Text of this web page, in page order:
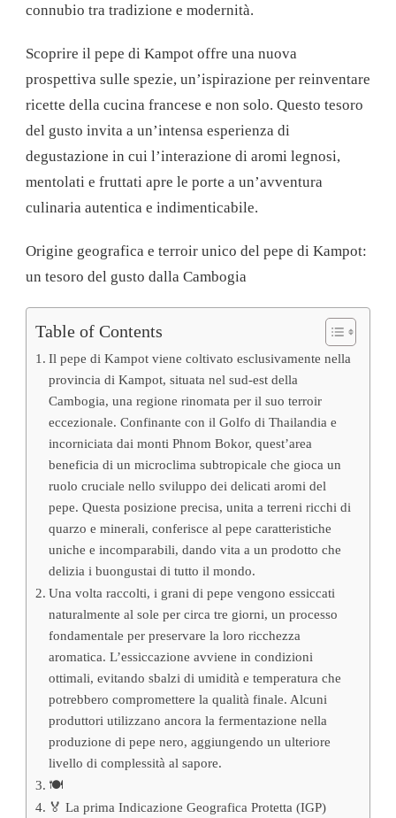
connubio tra tradizione e modernità.
Scoprire il pepe di Kampot offre una nuova
prospettiva sulle spezie, un’ispirazione per reinventare
ricette della cucina francese e non solo. Questo tesoro
del gusto invita a un’intensa esperienza di
degustazione in cui l’interazione di aromi legnosi,
mentolati e fruttati apre le porte a un’avventura
culinaria autentica e indimenticabile.
Origine geografica e terroir unico del pepe di Kampot:
un tesoro del gusto dalla Cambogia
Table of Contents
Il pepe di Kampot viene coltivato esclusivamente nella
provincia di Kampot, situata nel sud-est della
Cambogia, una regione rinomata per il suo terroir
eccezionale. Confinante con il Golfo di Thailandia e
incorniciata dai monti Phnom Bokor, quest’area
beneficia di un microclima subtropicale che gioca un
ruolo cruciale nello sviluppo dei delicati aromi del
pepe. Questa posizione precisa, unita a terreni ricchi di
quarzo e minerali, conferisce al pepe caratteristiche
uniche e incomparabili, dando vita a un prodotto che
delizia i buongustai di tutto il mondo.
Una volta raccolti, i grani di pepe vengono essiccati
naturalmente al sole per circa tre giorni, un processo
fondamentale per preservare la loro ricchezza
aromatica. L’essiccazione avviene in condizioni
ottimali, evitando sbalzi di umidità e temperatura che
potrebbero compromettere la qualità finale. Alcuni
produttori utilizzano ancora la fermentazione nella
produzione di pepe nero, aggiungendo un ulteriore
livello di complessità al sapore.
🍽️
🏅 La prima Indicazione Geografica Protetta (IGP)